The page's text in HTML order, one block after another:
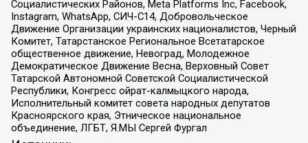
Социалистических Районов, Meta Platforms Inc, Facebook,
Instagram, WhatsApp, СИЧ-С14, Добровольческое
Движение Организации украинских националистов, Черный
Комитет, Татарстанское Региональное Всетатарское
общественное движение, Невоград, Молодежное
Демократическое Движение Весна, Верховный Совет
Татарской Автономной Советской Социалистической
Республики, Конгресс ойрат-калмыцкого народа,
Исполнительный комитет совета народных депутатов
Красноярского края, Этническое национальное
объединение, ЛГБТ, Я.МЫ Сергей Фургал